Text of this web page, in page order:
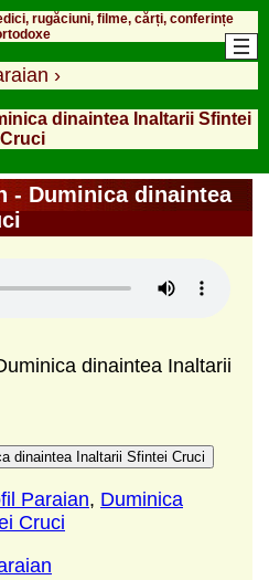
rugăciuni, filme, cărți, conferințe
›
dinaintea Inaltarii Sfintei
Cruci
- Duminica dinaintea
dinaintea Inaltarii
dinaintea Inaltarii Sfintei Cruci
Paraian, Duminica
Cruci